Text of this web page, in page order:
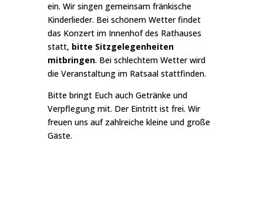
ein. Wir singen gemeinsam fränkische
Kinderlieder. Bei schönem Wetter findet
das Konzert im Innenhof des Rathauses
statt, bitte Sitzgelegenheiten
mitbringen. Bei schlechtem Wetter wird
die Veranstaltung im Ratsaal stattfinden.
Bitte bringt Euch auch Getränke und
Verpflegung mit. Der Eintritt ist frei. Wir
freuen uns auf zahlreiche kleine und große
Gäste.